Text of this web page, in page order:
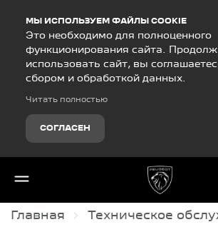
МЫ ИСПОЛЬЗУЕМ ФАЙЛЫ COOKIE
Это необходимо для полноценного
функционирования сайта.
использовать сайт, вы
сбором и обработкой данных.
Читать полностью
СОГЛАСЕН
Главная Техническое